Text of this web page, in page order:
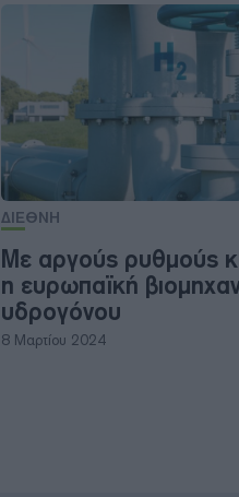
ΔΙΕΘΝΗ
Με αργούς ρυθμούς
η ευρωπαϊκή
υδρογόνου
8 Μαρτίου 2024